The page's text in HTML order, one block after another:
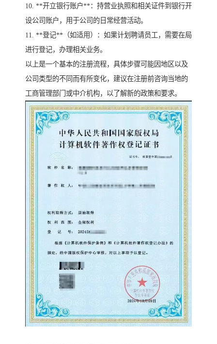
10. **开立银行账户**：持营业执照和相关证件到银行开
设公司账户，用于公司的日常经营活动。
11. **登记**（如适用）：如果计划聘请员工，需要在局
进行登记，办理相关业务。
以上是一个基本的注册流程，具体步骤可能因地区以及
公司类型的不同而有所变化，建议在注册前咨询当地的
工商管理部门或中介机构，以了解新的政策和要求。